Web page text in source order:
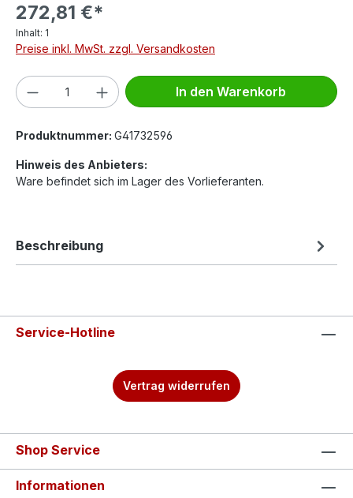
272,81 €*
Inhalt: 1
Preise inkl. MwSt. zzgl. Versandkosten
Produkt Anzahl: Gib den gewünschten
In den Warenkorb
Produktnummer: G41732596
Hinweis des Anbieters:
Ware befindet sich im Lager des Vorlieferanten.
Beschreibung
Service-Hotline
Vertrag widerrufen
Shop Service
Informationen